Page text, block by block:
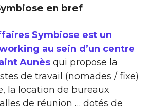
en bref
Symbiose est un
au sein d’un centre
Aunès qui propose la
de travail (nomades / fixe)
la location de bureaux
de réunion … dotés de